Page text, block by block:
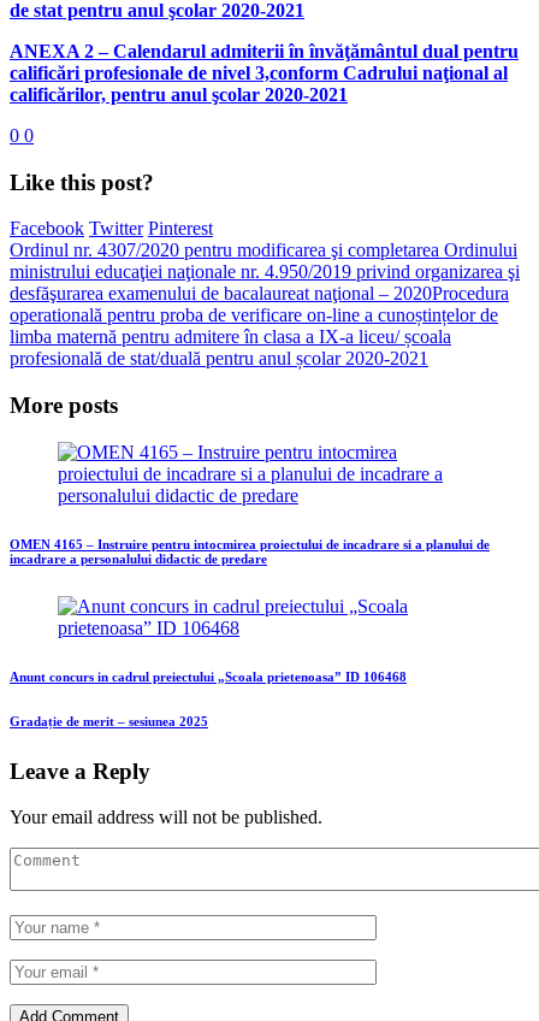
de stat pentru anul şcolar 2020-2021
ANEXA 2 – Calendarul admiterii în învăţământul dual pentru
calificări profesionale de nivel 3,conform Cadrului naţional al
calificărilor, pentru anul şcolar 2020-2021
0 0
Like this post?
Facebook Twitter Pinterest
Ordinul nr. 4307/2020 pentru modificarea şi completarea Ordinului
ministrului educaţiei naţionale nr. 4.950/2019 privind organizarea şi
desfăşurarea examenului de bacalaureat naţional – 2020Procedura
operatională pentru proba de verificare on-line a cunoștințelor de
limba maternă pentru admitere în clasa a IX-a liceu/ școala
profesională de stat/duală pentru anul școlar 2020-2021
More posts
OMEN 4165 – Instruire pentru intocmirea proiectului de incadrare si a planului de
incadrare a personalului didactic de predare
Anunt concurs in cadrul preiectului „Scoala prietenoasa” ID 106468
Gradație de merit – sesiunea 2025
Leave a Reply
Your email address will not be published.